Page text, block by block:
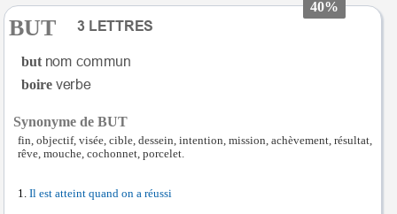
40%
BUT
but
boire
Synonyme de BUT
fin, objectif, visée, cible, dessein, intention, mission, achèvement, résultat,
rêve, mouche, cochonnet, porcelet.
Il est atteint quand on a réussi